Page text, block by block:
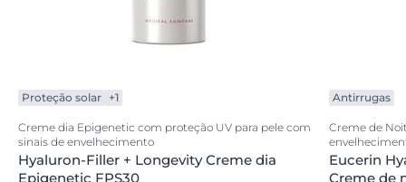
Proteção solar +1
Creme dia Epigenetic com proteção UV para pele com
sinais de envelhecimento
Hyaluron-Filler + Longevity Creme dia
Epigenetic FPS30
Antirrugas
Creme de
Eucerin
Creme de